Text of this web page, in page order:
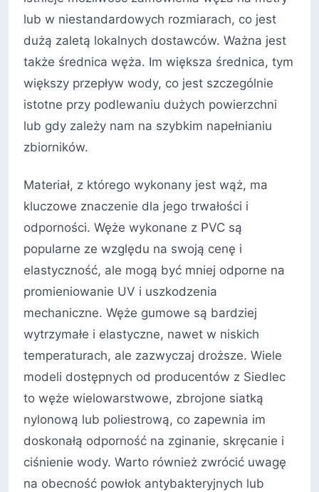
lub w niestandardowych rozmiarach, co jest
dużą zaletą lokalnych dostawców. Ważna jest
także średnica węża. Im większa średnica, tym
większy przepływ wody, co jest szczególnie
istotne przy podlewaniu dużych powierzchni
lub gdy zależy nam na szybkim napełnianiu
zbiorników.
Materiał, z którego wykonany jest wąż, ma
kluczowe znaczenie dla jego trwałości i
odporności. Węże wykonane z PVC są
popularne ze względu na swoją cenę i
elastyczność, ale mogą być mniej odporne na
promieniowanie UV i uszkodzenia
mechaniczne. Węże gumowe są bardziej
wytrzymałe i elastyczne, nawet w niskich
temperaturach, ale zazwyczaj droższe. Wiele
modeli dostępnych od producentów z Siedlec
to węże wielowarstwowe, zbrojone siatką
nylonową lub poliestrową, co zapewnia im
doskonałą odporność na zginanie, skręcanie i
ciśnienie wody. Warto również zwrócić uwagę
na obecność powłok antybakteryjnych lub